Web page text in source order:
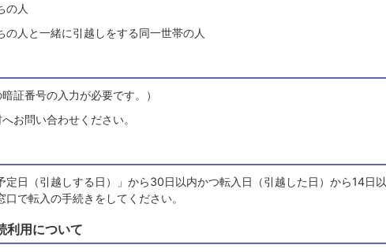
の人
の人と一緒に引越しをする同一世帯の人
証番号の入力が必要です。）
お問い合わせください。
定日（引越しする日）」から30日以内かつ転入日（引越した日）から14日以
で転入の手続きをしてください。
利用について